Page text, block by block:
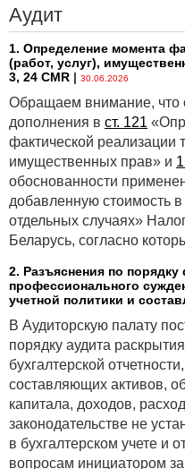
Аудит
1. Определение момента
(работ, услуг),
3, 24 CMR | 30.06.2026
Обращаем внимание, что
дополнения в ст. 121
фактической реализации
имущественных прав» и
обоснованности
добавленную стоимость
отдельных случаях»
Беларусь, согласно
2. Разъяснения по
профессионального
учетной политики и
В Аудиторскую палату
порядку аудита
бухгалтерской
составляющих активов,
капитала, доходов,
законодательстве не
в бухгалтерском учете и
вопросам инициатором